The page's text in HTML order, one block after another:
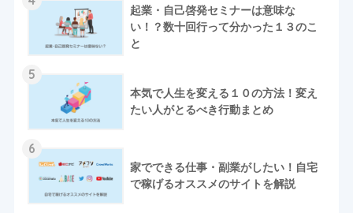
起業・自己啓発セミナーは意味な
い！？数十回行って分かった１３のこ
と
5
本気で人生を変える１０の方法！変え
たい人がとるべき行動まとめ
6
家でできる仕事・副業がしたい！自宅
で稼げるオススメのサイトを解説